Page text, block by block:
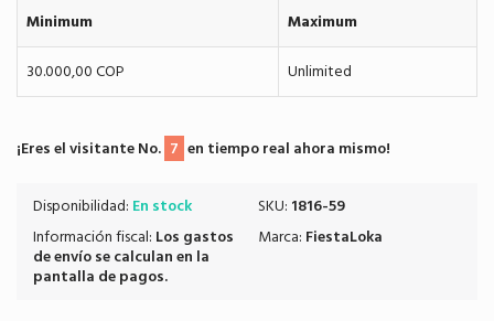
¡Eres el visitante No. 7 en tiempo real ahora mismo!
Disponibilidad: En stock
Información fiscal: Los gastos
de envíose calculan en la
pantalla de pagos.
SKU: 1816-59
Marca: FiestaLoka
Minimum
Maximum
30.000,00 COP
Unlimited